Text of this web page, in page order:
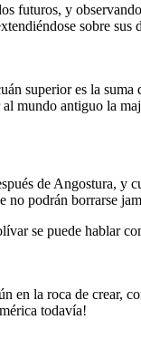
futuros, y
sobre
superior es la
mundo antiguo la
de Angostura,
no podrán borrarse
se puede hablar
la roca de crear,
todavía!